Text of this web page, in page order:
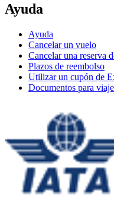
Ayuda
Ayuda
Cancelar un vuelo
Cancelar una reserva
Plazos de reembolso
Utilizar un cupón de
Documentos para